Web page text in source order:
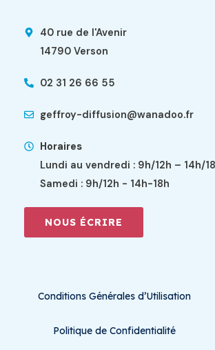
40 rue de l'Avenir
14790 Verson
02 31 26 66 55
geffroy-diffusion@wanadoo.fr
Horaires
Lundi au vendredi : 9h/12h – 14h/
Samedi : 9h/12h - 14h-18h
NOUS ÉCRIRE
Conditions Générales d’Utilisation
Politique de Confidentialité